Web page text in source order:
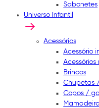
Sabonetes
Universo Infantil
Acessórios
Acessório
Acessórios
Brincos
Chupetas
Copos /